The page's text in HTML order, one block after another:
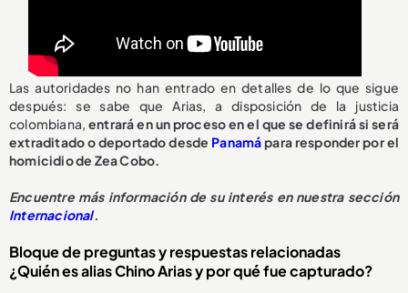
Las autoridades no han entrado en detalles de lo que sigue
después: se sabe que Arias, a disposición de la justicia
colombiana,entrará en un proceso en el que se definirá si será
extraditado o deportado desde Panamápara responder por el
homicidio de Zea Cobo.
Encuentre más información de su interés en nuestra sección
Internacional.
Bloque de preguntas y respuestas relacionadas
¿Quién es alias Chino Arias y por qué fue capturado?